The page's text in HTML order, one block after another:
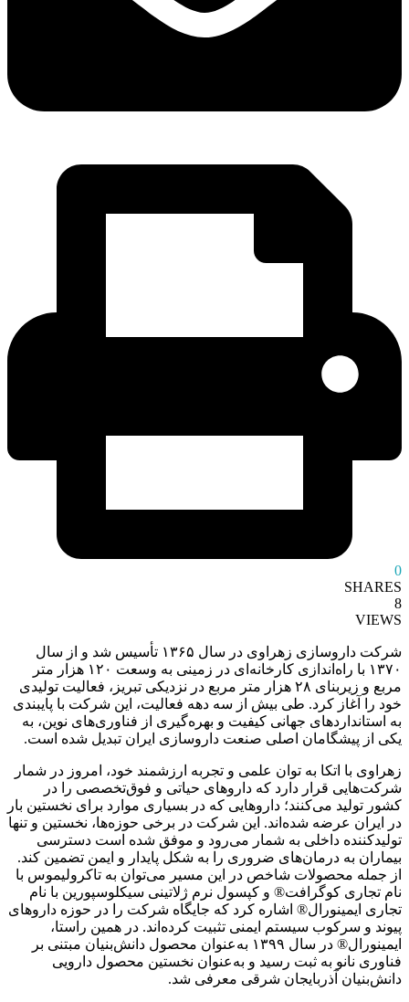
0
SHARES
8
VIEWS
شرکت داروسازی زهراوی در سال ۱۳۶۵ تأسیس شد و از سال
۱۳۷۰ با راه‌اندازی کارخانه‌ای در زمینی به وسعت ۱۲۰ هزار متر
مربع و زیربنای ۲۸ هزار متر مربع در نزدیکی تبریز، فعالیت تولیدی
خود را آغاز کرد. طی بیش از سه دهه فعالیت، این شرکت با پایبندی
به استانداردهای جهانی کیفیت و بهره‌گیری از فناوری‌های نوین، به
یکی از پیشگامان اصلی صنعت داروسازی ایران تبدیل شده است.
زهراوی با اتکا به توان علمی و تجربه ارزشمند خود، امروز در شمار
شرکت‌هایی قرار دارد که داروهای حیاتی و فوق‌تخصصی را در
کشور تولید می‌کنند؛ داروهایی که در بسیاری موارد برای نخستین بار
در ایران عرضه شده‌اند. این شرکت در برخی حوزه‌ها، نخستین و تنها
تولیدکننده داخلی به شمار می‌رود و موفق شده است دسترسی
بیماران به درمان‌های ضروری را به شکل پایدار و ایمن تضمین کند.
از جمله محصولات شاخص در این مسیر می‌توان به تاکرولیموس با
نام تجاری کوگرافت® و کپسول نرم ژلاتینی سیکلوسپورین با نام
تجاری ایمینورال® اشاره کرد که جایگاه شرکت را در حوزه داروهای
پیوند و سرکوب سیستم ایمنی تثبیت کرده‌اند. در همین راستا،
ایمینورال® در سال ۱۳۹۹ به‌عنوان محصول دانش‌بنیان مبتنی بر
فناوری نانو به ثبت رسید و به‌عنوان نخستین محصول دارویی
دانش‌بنیان آذربایجان شرقی معرفی شد.